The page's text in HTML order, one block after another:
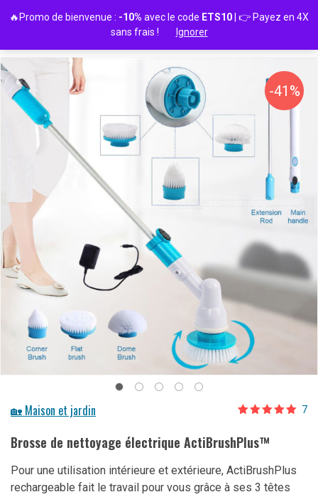
-41%
🏡 Maison et jardin
sur
notations
7
Brosse de nettoyage électrique ActiBrushPlus™
Pour une utilisation intérieure et extérieure, ActiBrushPlus
rechargeable fait le travail pour vous grâce à ses 3 têtes
🔥Promo de bienvenue : -10% avec le code ETS10 | 👉 Payez en 4X
sans frais !
Ignorer